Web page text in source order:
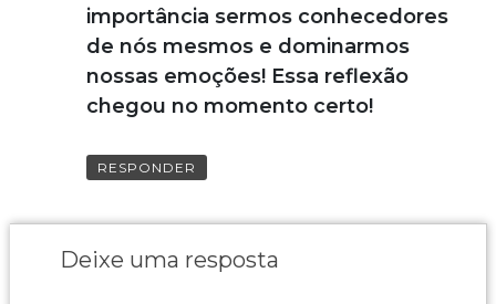
importância sermos conhecedores
de nós mesmos e dominarmos
nossas emoções! Essa reflexão
chegou no momento certo!
RESPONDER
Deixe uma resposta